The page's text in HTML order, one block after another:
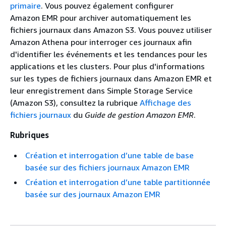
primaire. Vous pouvez également configurer
Amazon EMR pour archiver automatiquement les
fichiers journaux dans Amazon S3. Vous pouvez utiliser
Amazon Athena pour interroger ces journaux afin
d'identifier les événements et les tendances pour les
applications et les clusters. Pour plus d'informations
sur les types de fichiers journaux dans Amazon EMR et
leur enregistrement dans Simple Storage Service
(Amazon S3), consultez la rubrique Affichage des
fichiers journaux du Guide de gestion Amazon EMR.
Rubriques
Création et interrogation d’une table de base
basée sur des fichiers journaux Amazon EMR
Création et interrogation d’une table partitionnée
basée sur des journaux Amazon EMR